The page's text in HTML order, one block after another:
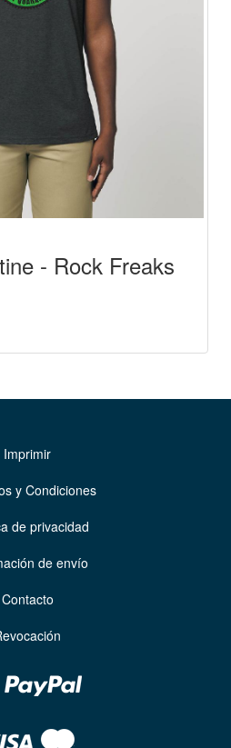
- Rock Freaks
Imprimir
y Condiciones
de privacidad
de envío
Contacto